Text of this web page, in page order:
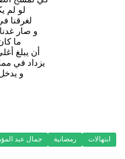
لو لم
لغرقنا في
و صار غدنا
ما كان
أن يبلغ
يزداد في
و يدخل
ابتهالات رمضانية جمال عبد المؤمن